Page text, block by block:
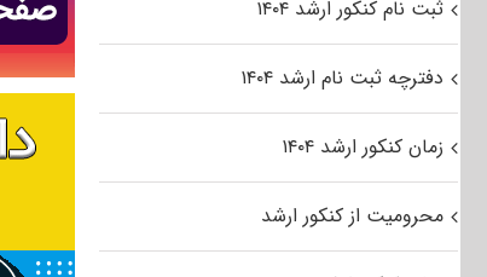
ثبت نام کنکور ارشد ۱۴۰۴
دفترچه ثبت نام ارشد ۱۴۰۴
زمان کنکور ارشد ۱۴۰۴
محرومیت از کنکور ارشد